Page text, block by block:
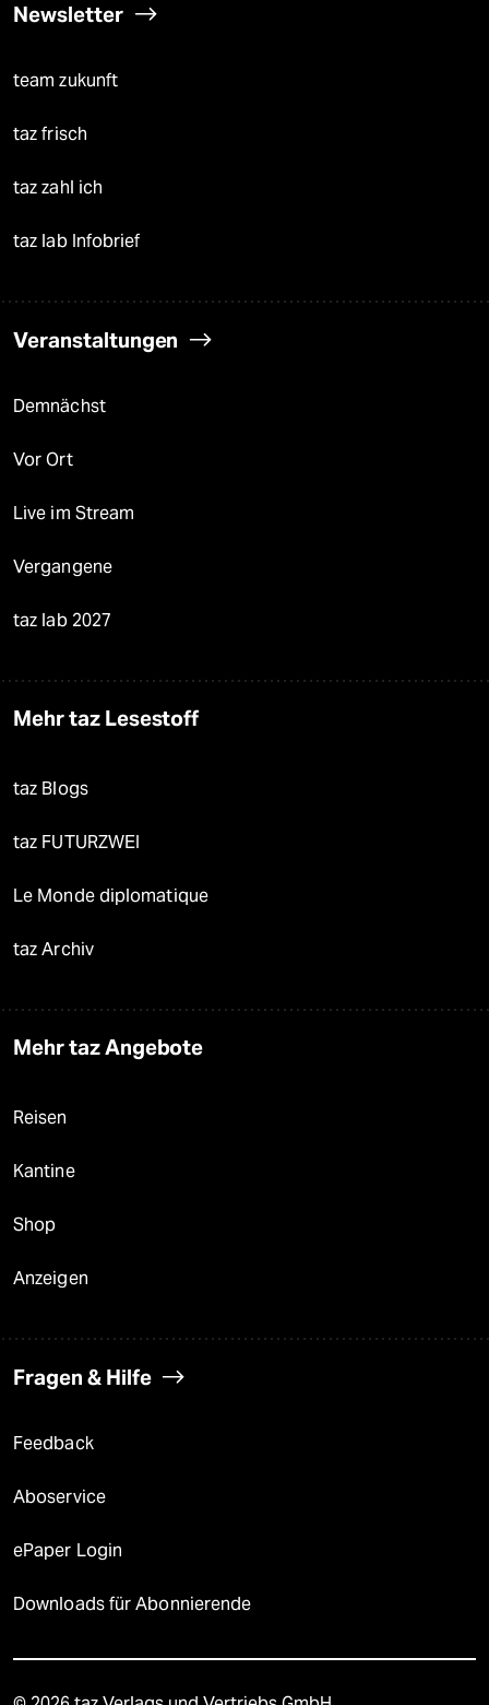
Newsletter
team zukunft
taz frisch
taz zahl ich
taz lab Infobrief
Veranstaltungen
Demnächst
Vor Ort
Live im Stream
Vergangene
taz lab 2027
Mehr taz Lesestoff
taz Blogs
taz FUTURZWEI
Le Monde diplomatique
taz Archiv
Mehr taz Angebote
Reisen
Kantine
Shop
Anzeigen
Fragen & Hilfe
Feedback
Aboservice
ePaper Login
Downloads für Abonnierende